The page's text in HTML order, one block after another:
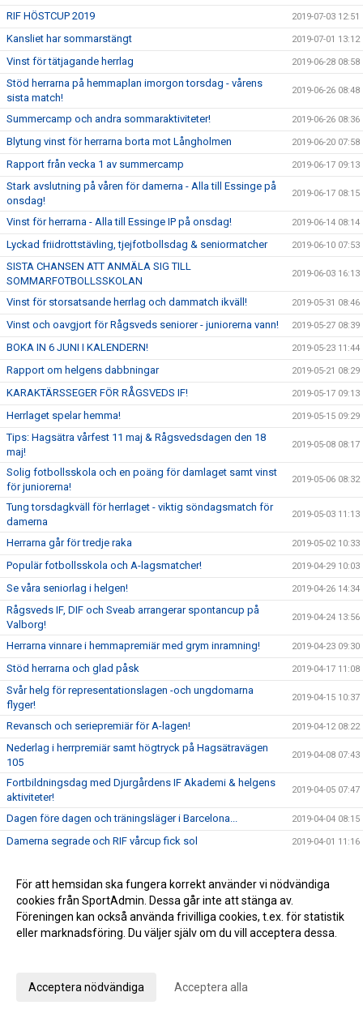
RIF HÖSTCUP 2019 2019-07-03 12:51
Kansliet har sommarstängt 2019-07-01 13:12
Vinst för tätjagande herrlag 2019-06-28 08:58
Stöd herrarna på hemmaplan imorgon torsdag - vårens
sista match!
2019-06-26 08:48
Summercamp och andra sommaraktiviteter! 2019-06-26 08:36
Blytung vinst för herrarna borta mot Långholmen 2019-06-20 07:58
Rapport från vecka 1 av summercamp 2019-06-17 09:13
Stark avslutning på våren för damerna - Alla till Essinge på
onsdag!
2019-06-17 08:15
Vinst för herrarna - Alla till Essinge IP på onsdag! 2019-06-14 08:14
Lyckad friidrottstävling, tjejfotbollsdag & seniormatcher 2019-06-10 07:53
SISTA CHANSEN ATT ANMÄLA SIG TILL
SOMMARFOTBOLLSSKOLAN
2019-06-03 16:13
Vinst för storsatsande herrlag och dammatch ikväll! 2019-05-31 08:46
Vinst och oavgjort för Rågsveds seniorer - juniorerna vann! 2019-05-27 08:39
BOKA IN 6 JUNI I KALENDERN! 2019-05-23 11:44
Rapport om helgens dabbningar 2019-05-21 08:29
KARAKTÄRSSEGER FÖR RÅGSVEDS IF! 2019-05-17 09:13
Herrlaget spelar hemma! 2019-05-15 09:29
Tips: Hagsätra vårfest 11 maj & Rågsvedsdagen den 18
maj!
2019-05-08 08:17
Solig fotbollsskola och en poäng för damlaget samt vinst
för juniorerna!
2019-05-06 08:32
Tung torsdagkväll för herrlaget - viktig söndagsmatch för
damerna
2019-05-03 11:13
Herrarna går för tredje raka 2019-05-02 10:33
Populär fotbollsskola och A-lagsmatcher! 2019-04-29 10:03
Se våra seniorlag i helgen! 2019-04-26 14:34
Rågsveds IF, DIF och Sveab arrangerar spontancup på
Valborg!
2019-04-24 13:56
Herrarna vinnare i hemmapremiär med grym inramning! 2019-04-23 09:30
Stöd herrarna och glad påsk 2019-04-17 11:08
Svår helg för representationslagen -och ungdomarna
flyger!
2019-04-15 10:37
Revansch och seriepremiär för A-lagen! 2019-04-12 08:22
Nederlag i herrpremiär samt högtryck på Hagsätravägen
105
2019-04-08 07:43
Fortbildningsdag med Djurgårdens IF Akademi & helgens
aktiviteter!
2019-04-05 07:47
Dagen före dagen och träningsläger i Barcelona... 2019-04-04 08:15
Damerna segrade och RIF vårcup fick sol 2019-04-01 11:16
RIF Vårcup del ett genomförd! 2019-03-26 07:41
Rågsveds IF bryter ny mark - ansvarig för videokanal sökes! 2019-03-20 11:05
Årsmöte genomfört och Rågsveds IF ska bli en diplomerad
2019-03-19 07:39
Sprakande lördag i fotbollens tecken på Hagsätra IP
För att hemsidan ska fungera korrekt använder vi nödvändiga
cookies från SportAdmin. Dessa går inte att stänga av.
Föreningen kan också använda frivilliga cookies, t.ex. för statistik
eller marknadsföring. Du väljer själv om du vill acceptera dessa.
Acceptera nödvändiga Acceptera alla